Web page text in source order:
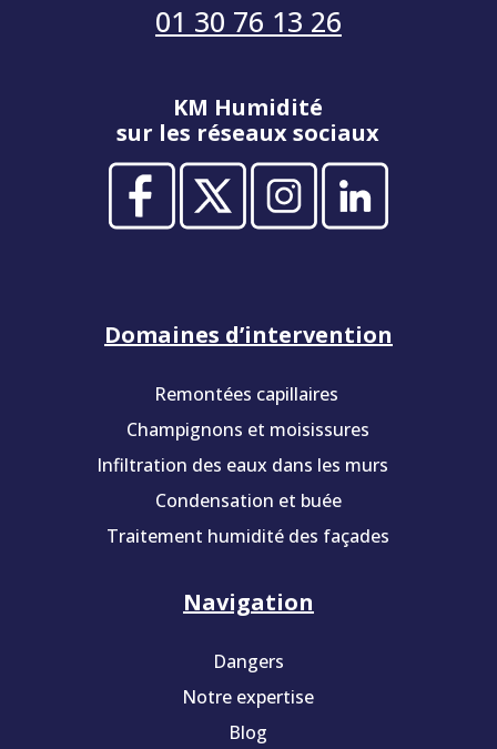
01 30 76 13 26
KM Humidité
sur les réseaux sociaux
Domaines d’intervention
Remontées capillaires
Champignons et moisissures
Infiltration des eaux dans les murs
Condensation et buée
Traitement humidité des façades
Navigation
Dangers
Notre expertise
Blog